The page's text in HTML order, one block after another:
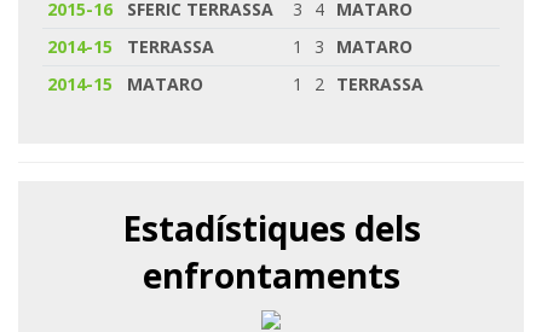
2015-16
SFERIC TERRASSA 3 4 MATARO
2014-15
TERRASSA 1 3
MATARO
2014-15
MATARO 1 2 TERRASSA
Estadístiques dels
enfrontaments